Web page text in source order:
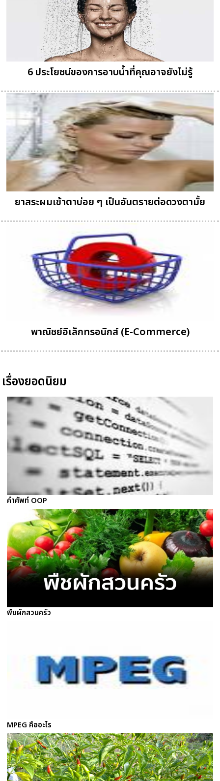
6 ประโยชน์ของการอาบน้ำที่คุณอาจยังไม่รู้
ยาสระผมเข้าตาบ่อย ๆ เป็นอันตรายต่อดวงตามั้ย
พาณิชย์อิเล็กทรอนิกส์ (E-Commerce)
เรื่องยอดนิยม
คำศัพท์ OOP
พืชผักสวนครัว
MPEG คืออะไร